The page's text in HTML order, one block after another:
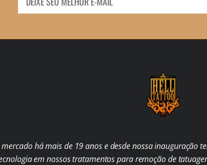
há mais de 19 anos e desde nossa inauguração
em nossos tratamentos para remoção de